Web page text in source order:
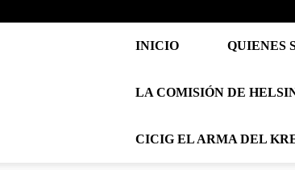
INICIO QUIENES
LA COMISIÓN DE
CICIG EL ARMA DEL